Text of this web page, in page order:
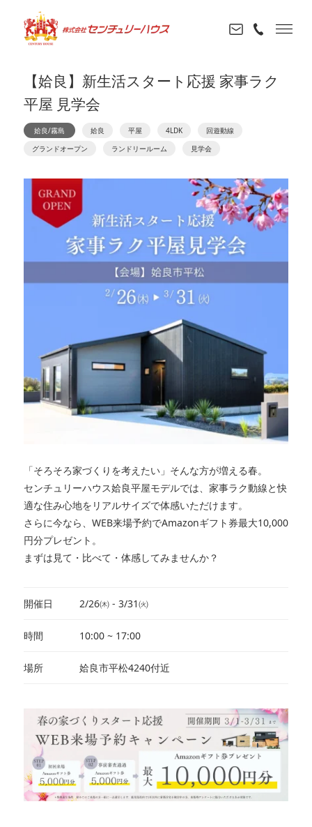
【姶良】新生活スタート応援 家事ラク
平屋 見学会
姶良/霧島 姶良 平屋 4LDK
回遊動線
グランドオープン
ランドリールーム 見学会
「そろそろ家づくりを考えたい」そんな方が増える春。
センチュリーハウス姶良平屋モデルでは、家事ラク動線と快
適な住み心地をリアルサイズで体感いただけます。
さらに今なら、WEB来場予約でAmazonギフト券最大10,000
円分プレゼント。
まずは見て・比べて・体感してみませんか？
開催日 2/26㈭ - 3/31㈫
時間 10:00 ~ 17:00
場所 姶良市平松4240付近